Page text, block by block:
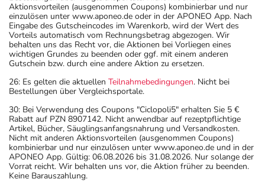
Aktionsvorteilen (ausgenommen Coupons) kombinierbar und nur
einzulösen unter www.aponeo.de oder in der APONEO App. Nach
Eingabe des Gutscheincodes im Warenkorb, wird der Wert des
Vorteils automatisch vom Rechnungsbetrag abgezogen. Wir
behalten uns das Recht vor, die Aktionen bei Vorliegen eines
wichtigen Grundes zu beenden oder ggf. mit einem anderen
Gutschein bzw. durch eine andere Aktion zu ersetzen.
26: Es gelten die aktuellen Teilnahmebedingungen. Nicht bei
Bestellungen über Vergleichsportale.
30: Bei Verwendung des Coupons "Ciclopoli5" erhalten Sie 5 €
Rabatt auf PZN 8907142. Nicht anwendbar auf rezeptpflichtige
Artikel, Bücher, Säuglingsanfangsnahrung und Versandkosten.
Nicht mit anderen Aktionsvorteilen (ausgenommen Coupons)
kombinierbar und nur einzulösen unter www.aponeo.de und in der
APONEO App. Gültig: 06.08.2026 bis 31.08.2026. Nur solange der
Vorrat reicht. Wir behalten uns vor, die Aktion früher zu beenden.
Keine Barauszahlung.